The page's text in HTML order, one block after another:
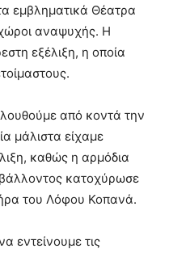
εμβληματικά Θέατρα
αναψυχής. Η
εξέλιξη, η οποία
από κοντά την
μάλιστα είχαμε
καθώς η αρμόδια
κατοχύρωσε
του Λόφου Κοπανά.
εντείνουμε τις